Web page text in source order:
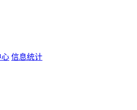
心 信息统计